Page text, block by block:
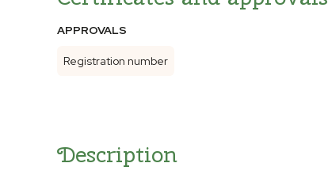
APPROVALS
Registration number
Description